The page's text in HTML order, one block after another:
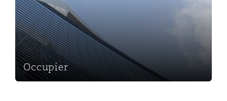
Occupier